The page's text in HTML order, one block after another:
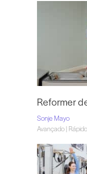
Reformer
Sonje Mayo
Avançado | Rápido